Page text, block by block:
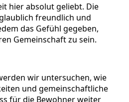
hier absolut geliebt. Die
freundlich und
das Gefühl gegeben,
Gemeinschaft zu sein.
wir untersuchen, wie
und gemeinschaftliche
für die Bewohner weiter